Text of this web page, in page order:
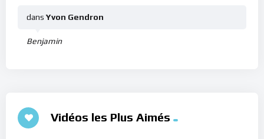
Benjamin
dans Yvon Gendron
Vidéos les Plus Aimés